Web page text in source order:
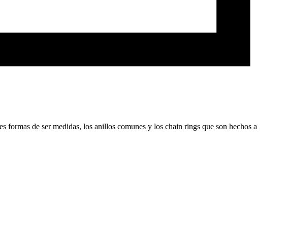
formas de ser medidas, los anillos comunes y los chain rings que son hechos a